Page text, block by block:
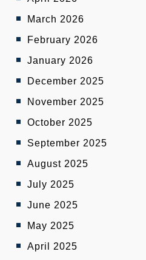
March 2026
February 2026
January 2026
December 2025
November 2025
October 2025
September 2025
August 2025
July 2025
June 2025
May 2025
April 2025